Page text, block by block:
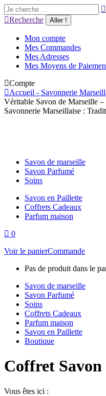
Aller
au
contenu
Recherche
: Recherche
Mon compte
Mes Commandes
Mes Adresses
Mes Moyens de
Compte
Accueil - Savonnerie
Véritable Savon de Marseille
Savonnerie Marseillaise :
Savon de marseille
Savon Parfumé
Soins
Savon en Paillette
Coffrets Cadeaux
Parfum maison
0
Voir le panierCommande
Pas de produit dans le
Savon de marseille
Savon Parfumé
Soins
Coffrets Cadeaux
Parfum maison
Savon en Paillette
Boutique
Coffret Savon
Vous êtes ici :